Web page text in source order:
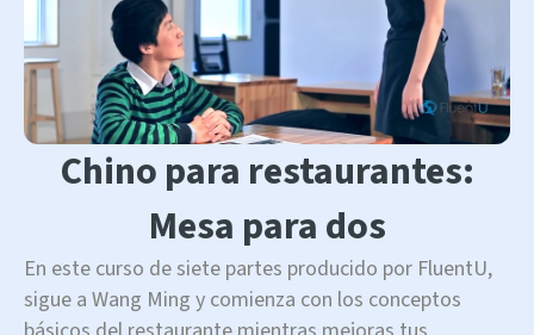
Chino para restaurantes:
Mesa para dos
En este curso de siete partes producido por FluentU,
sigue a Wang Ming y comienza con los conceptos